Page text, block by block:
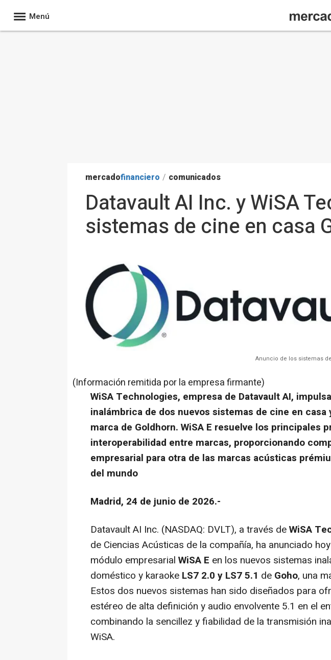
Menú
mercadofinanciero / comunicados
Datavault AI Inc. y WiSA
sistemas de cine en casa
Anuncio de los sistemas
(Información remitida por la empresa firmante)
WiSA Technologies, empresa de Datavault AI,
inalámbrica de dos nuevos sistemas de cine en casa
marca de Goldhorn. WiSA E resuelve los principales
interoperabilidad entre marcas, proporcionando
empresarial para otra de las marcas acústicas
del mundo
Madrid, 24 de junio de 2026.-
Datavault AI Inc. (NASDAQ: DVLT), a través deWiSA
de Ciencias Acústicas de la compañía, ha anunciado
módulo empresarial WiSA E en los nuevos sistemas
doméstico y karaoke LS7 2.0 y LS7 5.1 de Goho, una
Estos dos nuevos sistemas han sido diseñados para
estéreo de alta definición y audio envolvente 5.1 en el
combinando la sencillez y fiabilidad de la transmisión
WiSA.